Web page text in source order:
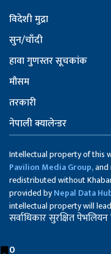
विदेशी मुद्रा
सुन/चाँदी
हावा गुणस्तर सूचकांक
मौसम
तरकारी
नेपाली क्यालेन्डर
Intellectual property of this
Pavilion Media Group,
redistributed without
provided byNepal Data
intellectual property will
सर्वाधिकार सुरक्षित पेभलियन
0